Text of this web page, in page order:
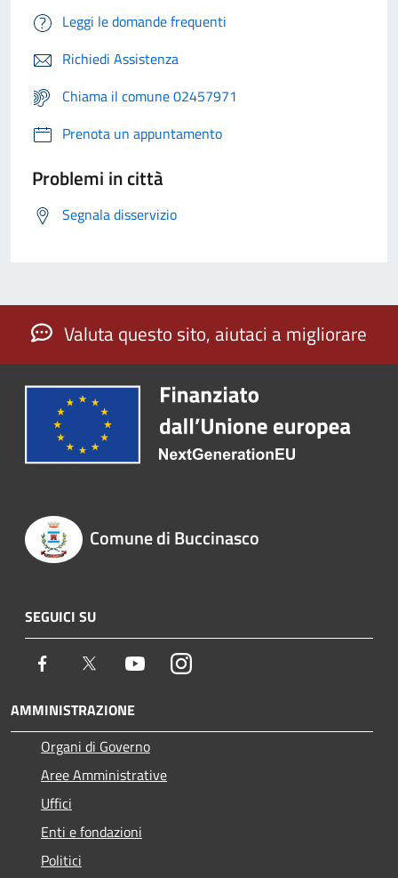
Leggi le domande frequenti
Richiedi Assistenza
Chiama il comune 02457971
Prenota un appuntamento
Problemi in città
Segnala disservizio
Valuta questo sito, aiutaci a migliorare
Comune di Buccinasco
SEGUICI SU
Facebook Twitter YoutubeInstagram
AMMINISTRAZIONE
Organi di Governo
Aree Amministrative
Uffici
Enti e fondazioni
Politici